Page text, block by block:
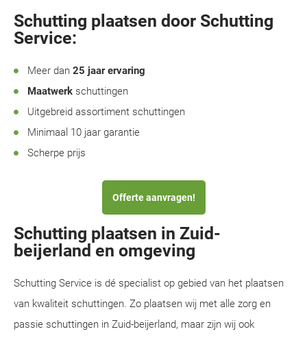
Schutting plaatsen door Schutting
Service:
Meer dan 25 jaar ervaring
Maatwerk schuttingen
Uitgebreid assortiment schuttingen
Minimaal 10 jaar garantie
Scherpe prijs
Offerte aanvragen!
Schutting plaatsen in Zuid-
beijerland en omgeving
Schutting Service is dé specialist op gebied van het plaatsen
van kwaliteit schuttingen. Zo plaatsen wij met alle zorg en
passie schuttingen in Zuid-beijerland, maar zijn wij ook